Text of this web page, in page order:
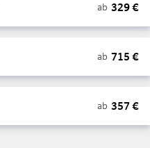
ab 329€
ab 715 €
ab 357 €